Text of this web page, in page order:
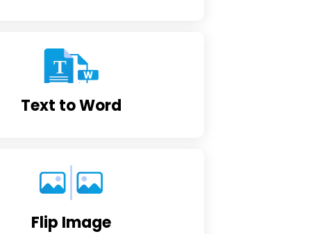
Text to Word
Flip Image